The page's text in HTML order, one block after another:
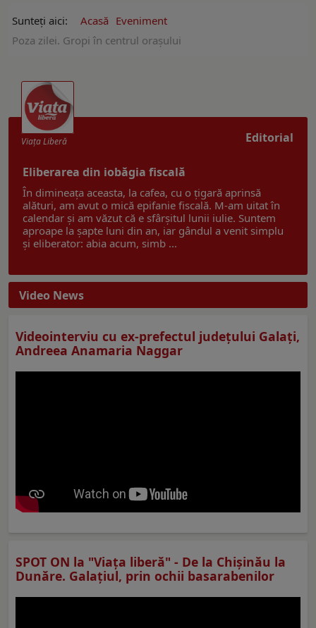
Sunteți aici: Acasă Eveniment
Poza zilei. Gropi în centrul oraşului
Editorial
Viaţa Liberă
Eliberarea din iobăgia fiscală
În dimineața aceasta, la cafea, cu o țigară aprinsă
alături, am avut o mică epifanie fiscală. M-am uitat în
calendar și am văzut că e sfârșitul lunii iulie. Suntem
aproape la șapte luni din an, iar gândul a venit simplu
și eliberator: abia acum, simb ...
Video News
Videointerviu cu ex-prefectul judeţului Galaţi,
Andreea Anamaria Naggar
SPOT ON la "Viaţa liberă" - De la Chișinău la
Dunăre. Galațiul, prin ochii basarabenilor